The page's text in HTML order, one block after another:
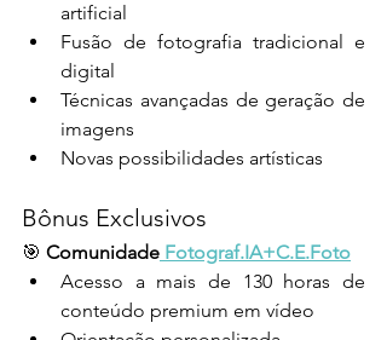
artificial
Fusão de fotografia tradicional e
digital
Técnicas avançadas de geração de
imagens
Novas possibilidades artísticas
Bônus Exclusivos
🎯 Comunidade Fotograf.IA+C.E.Foto
Acesso a mais de 130 horas de
conteúdo premium em vídeo